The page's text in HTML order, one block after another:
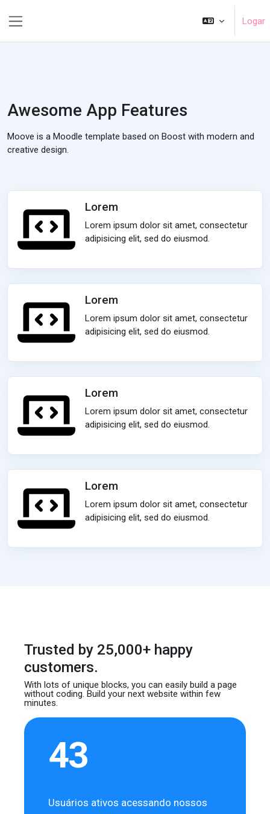
Logar
Awesome App Features
Moove is a Moodle template based on Boost with modern and
creative design.
Lorem
Lorem ipsum dolor sit amet, consectetur
adipisicing elit, sed do eiusmod.
Lorem
Lorem ipsum dolor sit amet, consectetur
adipisicing elit, sed do eiusmod.
Lorem
Lorem ipsum dolor sit amet, consectetur
adipisicing elit, sed do eiusmod.
Lorem
Lorem ipsum dolor sit amet, consectetur
adipisicing elit, sed do eiusmod.
Trusted by 25,000+ happy
customers.
With lots of unique blocks, you can easily builda page
without coding. Build your next websitewithin few
minutes.
43
Usuários ativos acessando nossos